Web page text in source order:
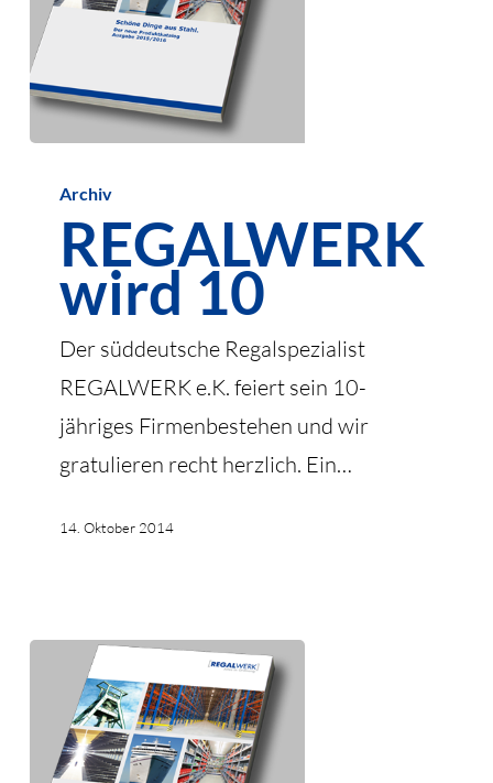
wirdArchiv
REGALWERK
wird 10
Der süddeutsche Regalspezialist
REGALWERK e.K. feiert sein 10-
jähriges Firmenbestehen und wir
gratulieren recht herzlich. Ein…
14. Oktober 2014